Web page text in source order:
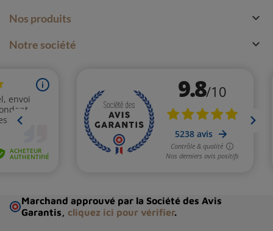
Nos produits 
Notre société 
Marchand approuvé par la Société des Avis
Garantis, cliquez ici pour vérifier.